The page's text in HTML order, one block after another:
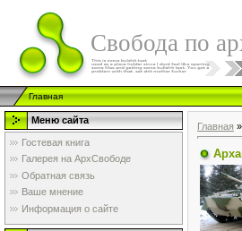
Свобода по
Главная
Меню сайта
Гостевая книга
Галерея на АрхСвободе
Обратная связь
Ваше мнение
Информация о сайте
Главная »